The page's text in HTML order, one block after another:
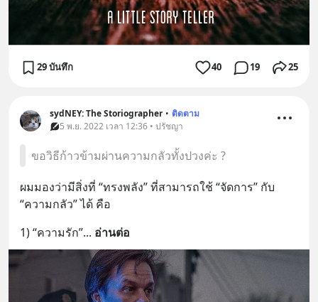
29 บันทึก 40 19 25
sydNEY: The Storiographer • ติดตาม
5 พ.ย. 2022 เวลา 12:36 • ปรัชญา
ขอวิธีก้าวข้ามผ่านความกลัวทั้งปวงค่ะ ?
ผมมองว่ามีสิ่งที่ “ทรงพลัง” ที่สามารถใช้ “จัดการ” กับ
“ความกลัว” ได้ คือ
1) “ความรัก”... อ่านต่อ